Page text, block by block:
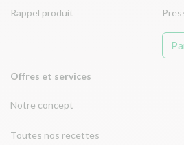
Rappel produit
Offres et services
Notre concept
Toutes nos recettes